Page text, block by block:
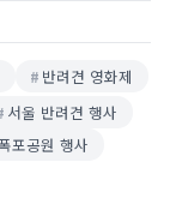
반려견 영화제
서울 반려견 행사
포공원 행사